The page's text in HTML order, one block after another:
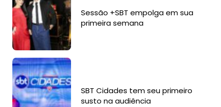
Sessão +SBT empolga em sua
primeira semana
SBT Cidades tem seu primeiro
susto na audiência